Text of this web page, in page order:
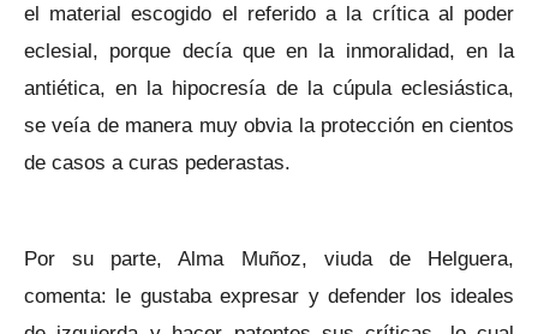
el material escogido el referido a la crítica al poder
eclesial, porque decía que en la inmoralidad, en la
antiética, en la hipocresía de la cúpula eclesiástica,
se veía de manera muy obvia la protección en cientos
de casos a curas pederastas.
Por su parte, Alma Muñoz, viuda de Helguera,
comenta: le gustaba expresar y defender los ideales